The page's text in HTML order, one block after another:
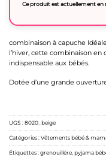
combinaison à capuche
l’hiver, cette combinaison
indispensable aux bébés.
Dotée d’une grande
Ce produit est actuellement
UGS :8020_beige
Catégories :Vêtements bébé &
Étiquettes :grenouillére pyjama